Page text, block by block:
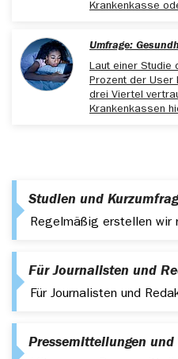
Krankenkasse
Umfrage:
Laut einer Studie
Prozent der User
drei Viertel
Krankenkassen
Studien und
Für Journalisten und
Pressemitteilungen und